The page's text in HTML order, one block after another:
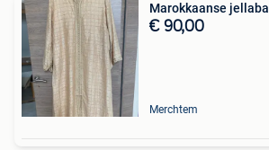
Marokkaanse jellaba
€ 90,00
Merchtem